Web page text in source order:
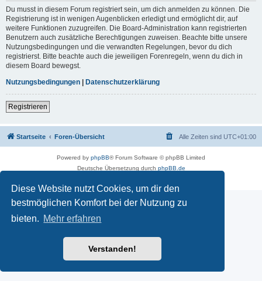
Diese Website nutzt Cookies, um dir den
bestmöglichen Komfort bei der Nutzung zu
bieten. Mehr erfahren
Verstanden!
Du musst in diesem Forum registriert sein, um dich anmelden zu können. Die
Registrierung ist in wenigen Augenblicken erledigt und ermöglicht dir, auf
weitere Funktionen zuzugreifen. Die Board-Administration kann registrierten
Benutzern auch zusätzliche Berechtigungen zuweisen. Beachte bitte unsere
Nutzungsbedingungen und die verwandten Regelungen, bevor du dich
registrierst. Bitte beachte auch die jeweiligen Forenregeln, wenn du dich in
diesem Board bewegst.
Nutzungsbedingungen | Datenschutzerklärung
Registrieren
Startseite Foren-Übersicht Alle Zeiten sind UTC+01:00
Powered by phpBB® Forum Software © phpBB Limited
Deutsche Übersetzung durch phpBB.de